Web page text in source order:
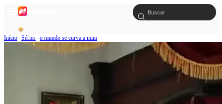
Início Séries o mundo se curva a mim